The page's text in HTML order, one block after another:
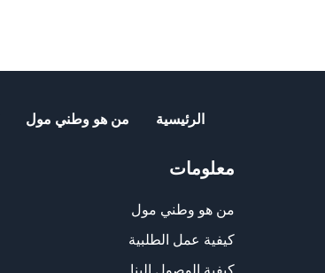
الرئيسية من هو وطني مول
معلومات
من هو وطني مول
كيفية عمل الطلبية